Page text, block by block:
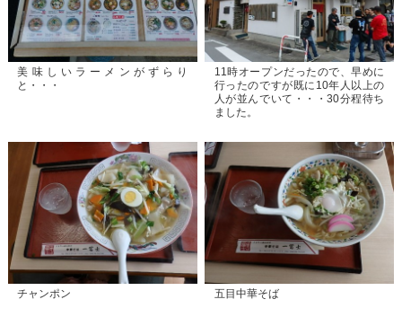
美味しいラーメンがずらり
と・・・
11時オープンだったので、早めに
行ったのですが既に10年人以上の
人が並んでいて・・・30分程待ち
ました。
チャンポン 五目中華そば